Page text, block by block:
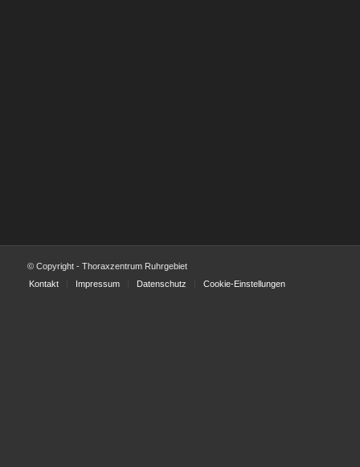
© Copyright - Thoraxzentrum Ruhrgebiet
Kontakt
Impressum Datenschutz Cookie-Einstellungen